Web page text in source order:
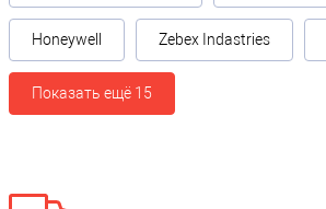
Honeywell Zebex Indastries
Показать ещё 15